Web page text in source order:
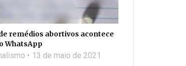
remédios abortivos acontece
WhatsApp
13 de maio de 2021